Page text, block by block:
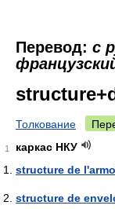
Перевод: с
Толкование
1
каркас НКУ
structure de
structure de